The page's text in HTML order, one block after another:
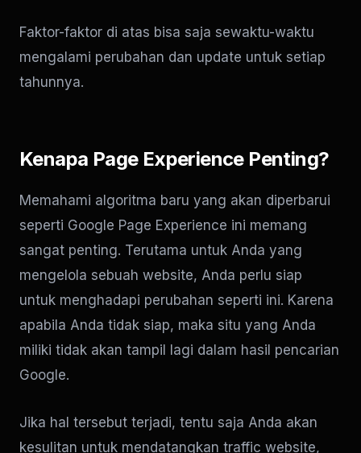
Faktor-faktor di atas bisa saja sewaktu-waktu
mengalami perubahan dan update untuk setiap
tahunnya.
Kenapa Page Experience Penting?
Memahami algoritma baru yang akan diperbarui
seperti Google Page Experience ini memang
sangat penting. Terutama untuk Anda yang
mengelola sebuah website, Anda perlu siap
untuk menghadapi perubahan seperti ini. Karena
apabila Anda tidak siap, maka situ yang Anda
miliki tidak akan tampil lagi dalam hasil pencarian
Google.
Jika hal tersebut terjadi, tentu saja Anda akan
kesulitan untuk mendatangkan traffic website,